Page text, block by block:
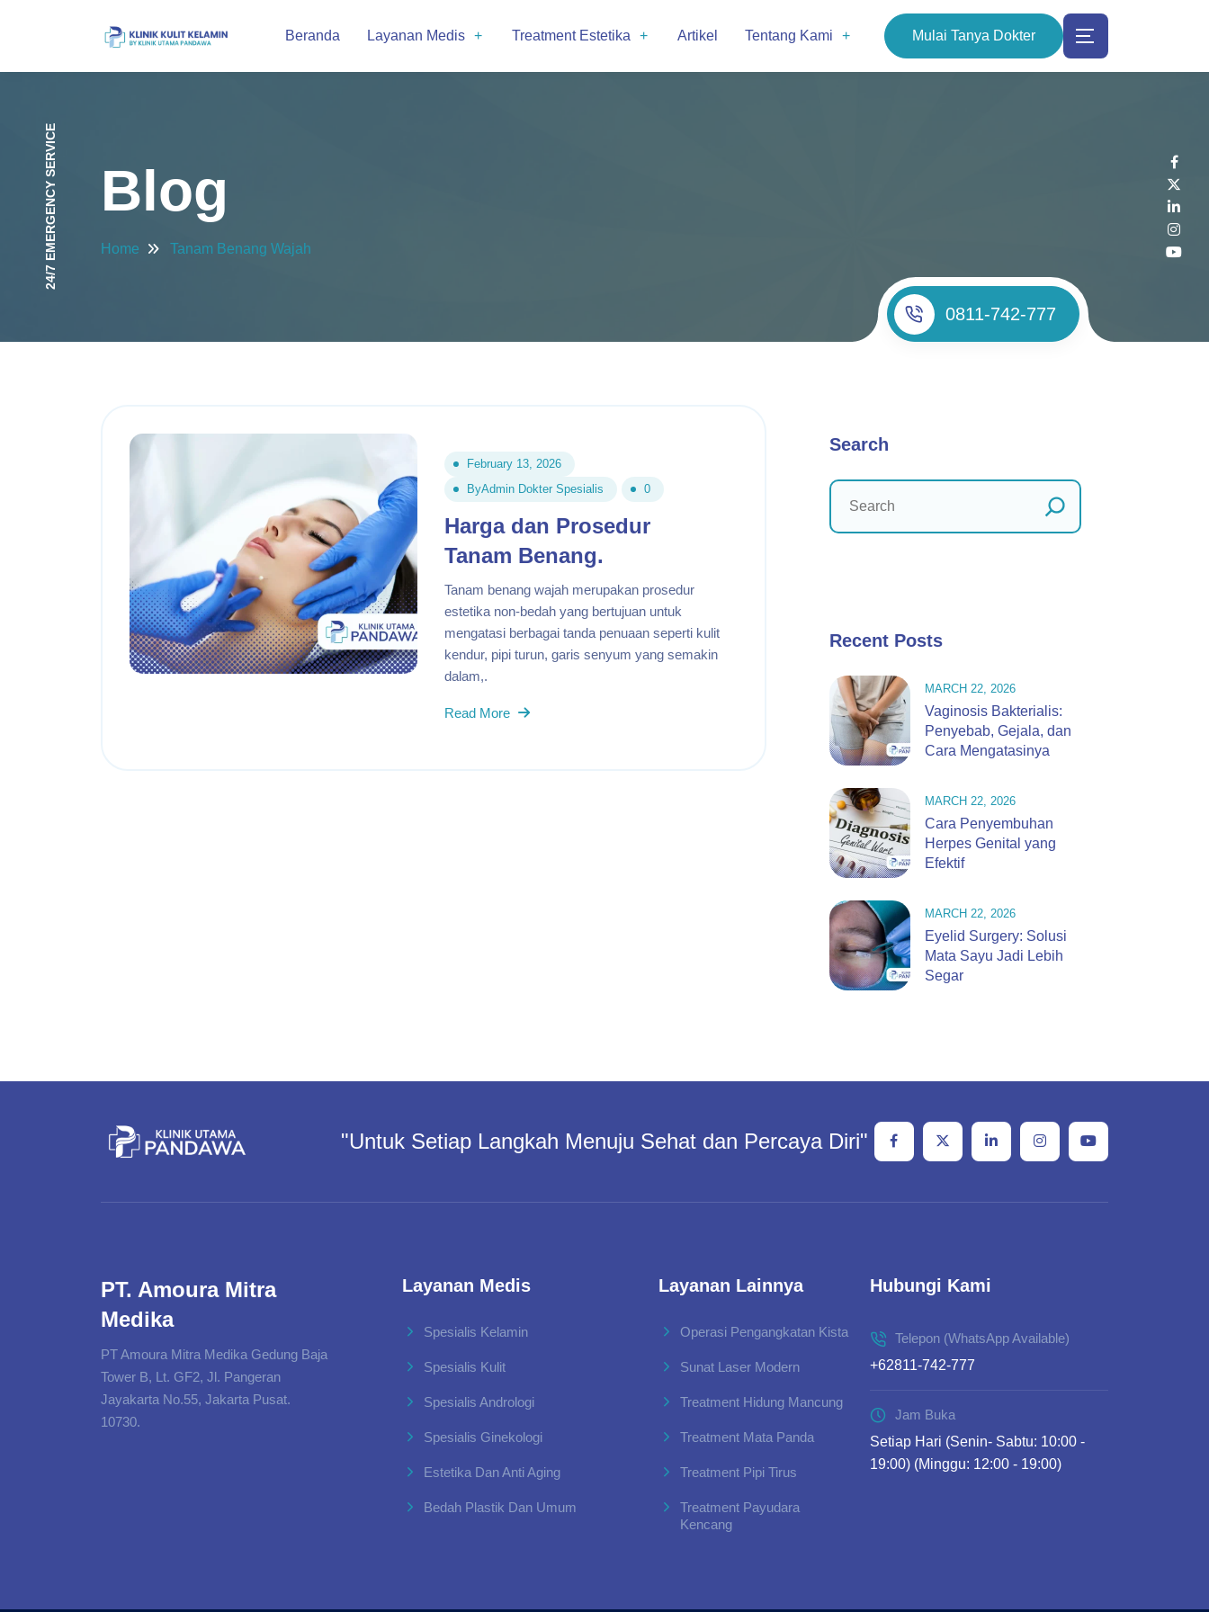
Beranda Layanan Medis Treatment Estetika Artikel Tentang Kami Mulai Tanya Dokter
Blog
Home Tanam Benang Wajah
0811-742-777
24/7 EMERGENCY SERVICE
February 13, 2026
ByAdmin Dokter Spesialis 0
Harga dan Prosedur
Tanam Benang.
Tanam benang wajah merupakan prosedur
estetika non-bedah yang bertujuan untuk
mengatasi berbagai tanda penuaan seperti kulit
kendur, pipi turun, garis senyum yang semakin
dalam,.
Read More
Search
Recent Posts
MARCH 22, 2026
Vaginosis Bakterialis:
Penyebab, Gejala, dan
Cara Mengatasinya
MARCH 22, 2026
Cara Penyembuhan
Herpes Genital yang
Efektif
MARCH 22, 2026
Eyelid Surgery: Solusi
Mata Sayu Jadi Lebih
Segar
"Untuk Setiap Langkah Menuju Sehat dan Percaya Diri"
PT. Amoura Mitra
Medika
PT Amoura Mitra Medika Gedung Baja
Tower B, Lt. GF2, Jl. Pangeran
Jayakarta No.55, Jakarta Pusat.
10730.
Layanan Medis
Spesialis Kelamin
Spesialis Kulit
Spesialis Andrologi
Spesialis Ginekologi
Estetika Dan Anti Aging
Bedah Plastik Dan Umum
Layanan Lainnya
Operasi Pengangkatan Kista
Sunat Laser Modern
Treatment Hidung Mancung
Treatment Mata Panda
Treatment Pipi Tirus
Treatment Payudara
Kencang
Hubungi Kami
Telepon (WhatsApp Available)
+62811-742-777
Jam Buka
Setiap Hari (Senin- Sabtu: 10:00 -
19:00) (Minggu: 12:00 - 19:00)